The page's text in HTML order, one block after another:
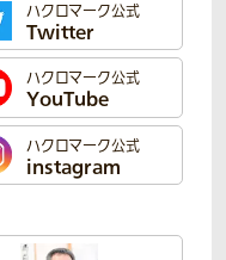
ハクロマーク公式
Twitter
ハクロマーク公式
YouTube
ハクロマーク公式
instagram